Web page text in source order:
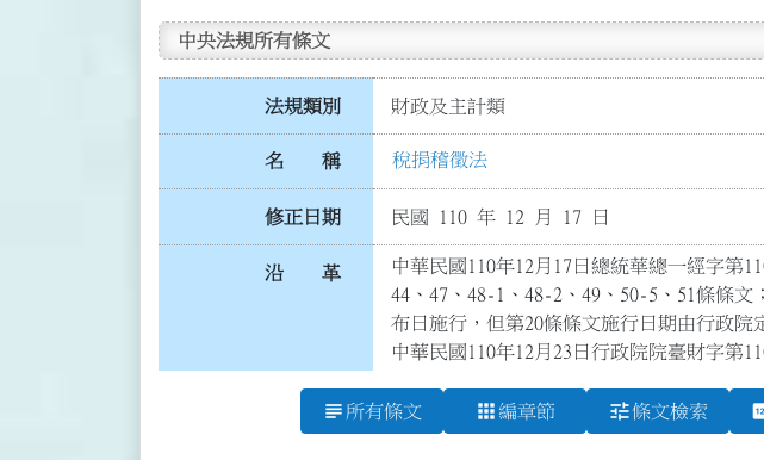
中央法規所有條文
法規類別 財政及主計類
名 稱 稅捐稽徵法
修正日期 民國 110 年 12 月 17 日
沿 革
中華民國110年12月17日總統華總一經字第
44、47、48-1、48-2、49、50-5、51條條
布日施行，但第20條條文施行日期由行政院
中華民國110年12月23日行政院院臺財字第
subject 所有條文 apps 編章節 tune條文檢索